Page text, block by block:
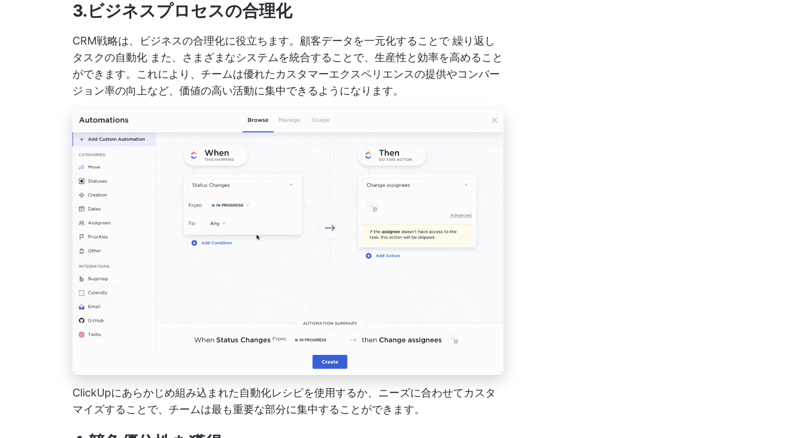
3.ビジネスプロセスの合理化
CRM戦略は、ビジネスの合理化に役立ちます。顧客データを一元化することで繰り返し
タスクの自動化 また、さまざまなシステムを統合することで、生産性と効率を高めること
ができます。これにより、チームは優れたカスタマーエクスペリエンスの提供やコンバー
ジョン率の向上など、価値の高い活動に集中できるようになります。
ClickUpにあらかじめ組み込まれた自動化レシピを使用するか、ニーズに合わせてカスタ
マイズすることで、チームは最も重要な部分に集中することができます。